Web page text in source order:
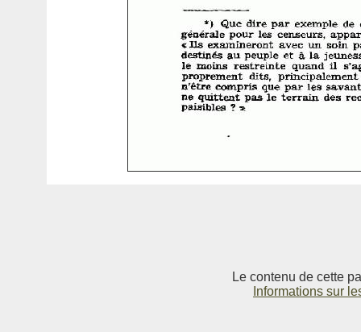
Le contenu de cette
Informations sur